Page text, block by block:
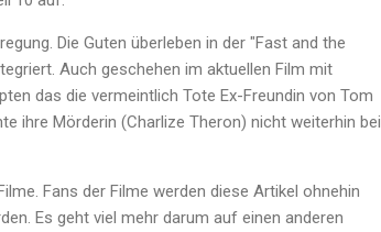
Die Guten überleben in der "Fast and the
Auch geschehen im aktuellen Film mit
das die vermeintlich Tote Ex-Freundin von Tom
ihre Mörderin (Charlize Theron) nicht weiterhin bei
Fans der Filme werden diese Artikel ohnehin
Es geht viel mehr darum auf einen anderen